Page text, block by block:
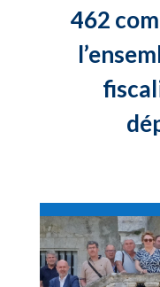
462